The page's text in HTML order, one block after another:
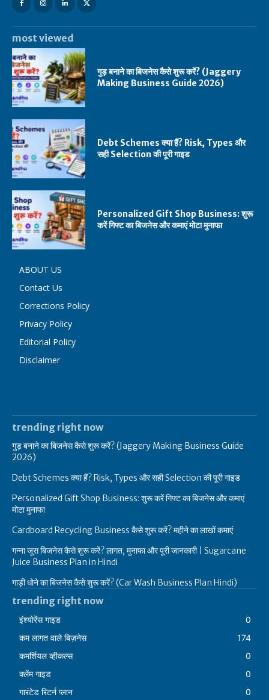
most viewed
गुड़ बनाने का बिजनेस कैसे शुरू करें? (Jaggery
Making Business Guide 2026)
Debt Schemes क्या हैं? Risk, Types और
सही Selection की पूरी गाइड
Personalized Gift Shop Business: शुरू
करें गिफ्ट का बिजनेस और कमाएं मोटा मुनाफा
ABOUT US
Contact Us
Corrections Policy
Privacy Policy
Editorial Policy
Disclaimer
trending right now
गुड़ बनाने का बिजनेस कैसे शुरू करें? (Jaggery Making Business Guide
2026)
Debt Schemes क्या हैं? Risk, Types और सही Selection की पूरी गाइड
Personalized Gift Shop Business: शुरू करें गिफ्ट का बिजनेस और कमाएं
मोटा मुनाफा
Cardboard Recycling Business कैसे शुरू करें? महीने का लाखों कमाएं
गन्ना जूस बिजनेस कैसे शुरू करें? लागत, मुनाफा और पूरी जानकारी | Sugarcane
Juice Business Plan in Hindi
गाड़ी धोने का बिजनेस कैसे शुरू करें? (Car Wash Business Plan Hindi)
trending right now
इंश्योरेंस गाइड
0
कम लागत वाले बिज़नेस
174
कमर्शियल व्हीकल्स
0
क्लेंम गाइड
0
गारंटेड रिटर्न प्लान
0